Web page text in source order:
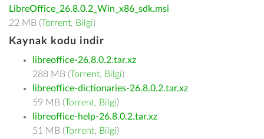
LibreOffice_26.8.0.2_Win_x86_sdk.msi
22 MB (Torrent, Bilgi)
Kaynak kodu indir
libreoffice-26.8.0.2.tar.xz
288 MB (Torrent, Bilgi)
libreoffice-dictionaries-26.8.0.2.tar.xz
59 MB (Torrent, Bilgi)
libreoffice-help-26.8.0.2.tar.xz
51 MB (Torrent, Bilgi)